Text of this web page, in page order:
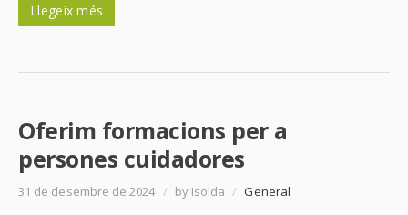
Llegeix més
Oferim formacions per a
persones cuidadores
31 de desembre de 2024 / by Isolda / General